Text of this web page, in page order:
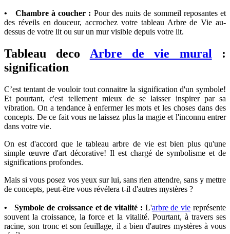
• Chambre à coucher : Pour des nuits de sommeil reposantes et
des réveils en douceur, accrochez votre tableau Arbre de Vie au-
dessus de votre lit ou sur un mur visible depuis votre lit.
Tableau deco Arbre de vie mural:
signification
C’est tentant de vouloir tout connaitre la signification d'un symbole!
Et pourtant, c'est tellement mieux de se laisser inspirer par sa
vibration. On a tendance à enfermer les mots et les choses dans des
concepts. De ce fait vous ne laissez plus la magie et l'inconnu entrer
dans votre vie.
On est d'accord que le tableau arbre de vie est bien plus qu'une
simple œuvre d'art décorative! Il est chargé de symbolisme et de
significations profondes.
Mais si vous posez vos yeux sur lui, sans rien attendre, sans y mettre
de concepts, peut-être vous révélera t-il d'autres mystères ?
• Symbole de croissance et de vitalité : L'arbre de vie représente
souvent la croissance, la force et la vitalité. Pourtant, à travers ses
racine, son tronc et son feuillage, il a bien d'autres mystères à vous